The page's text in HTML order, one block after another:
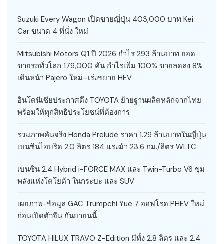
Suzuki Every Wagon เปิดขายญี่ปุ่น 403,000 บาท Kei
Car ขนาด 4 ที่นั่ง ใหม่
Mitsubishi Motors Q1 ปี 2026 กำไร 293 ล้านบาท ยอด
ขายรถทั่วโลก 179,000 คัน กำไรเพิ่ม 100% ขายลดลง 8%
เดินหน้า Pajero ใหม่–เร่งขยาย HEV
อินโดนีเซียประกาศดึง TOYOTA ย้ายฐานผลิตหลักจากไทย
พร้อมให้ทุกสิทธิประโยชน์ที่ต้องการ
รวมภาพคันจริง Honda Prelude ราคา 1.29 ล้านบาทในญี่ปุ่น
เบนซินไฮบริด 2.0 ลิตร 184 แรงม้า 23.6 กม./ลิตร WLTC
เบนซิน 2.4 Hybrid i-FORCE MAX และ Twin-Turbo V6 ขุม
พลังแห่งโตโยต้า ในกระบะ และ SUV
เผยภาพ-ข้อมูล GAC Trumpchi Yue 7 ออฟโรด PHEV ใหม่
ก่อนเปิดตัวจีน กันยายนนี้
TOYOTA HILUX TRAVO Z-Edition มีทั้ง 2.8 ลิตร และ 2.4